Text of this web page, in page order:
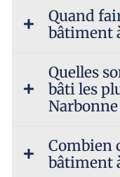
Quand
bâtiment
Quelles
bâti les
Narbonne
Combien
bâtiment